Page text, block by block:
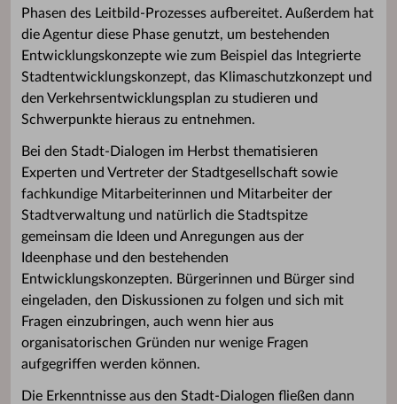
Phasen des Leitbild-Prozesses aufbereitet. Außerdem hat
die Agentur diese Phase genutzt, um bestehenden
Entwicklungskonzepte wie zum Beispiel das Integrierte
Stadtentwicklungskonzept, das Klimaschutzkonzept und
den Verkehrsentwicklungsplan zu studieren und
Schwerpunkte hieraus zu entnehmen.
Bei den Stadt-Dialogen im Herbst thematisieren
Experten und Vertreter der Stadtgesellschaft sowie
fachkundige Mitarbeiterinnen und Mitarbeiter der
Stadtverwaltung und natürlich die Stadtspitze
gemeinsam die Ideen und Anregungen aus der
Ideenphase und den bestehenden
Entwicklungskonzepten. Bürgerinnen und Bürger sind
eingeladen, den Diskussionen zu folgen und sich mit
Fragen einzubringen, auch wenn hier aus
organisatorischen Gründen nur wenige Fragen
aufgegriffen werden können.
Die Erkenntnisse aus den Stadt-Dialogen fließen dann